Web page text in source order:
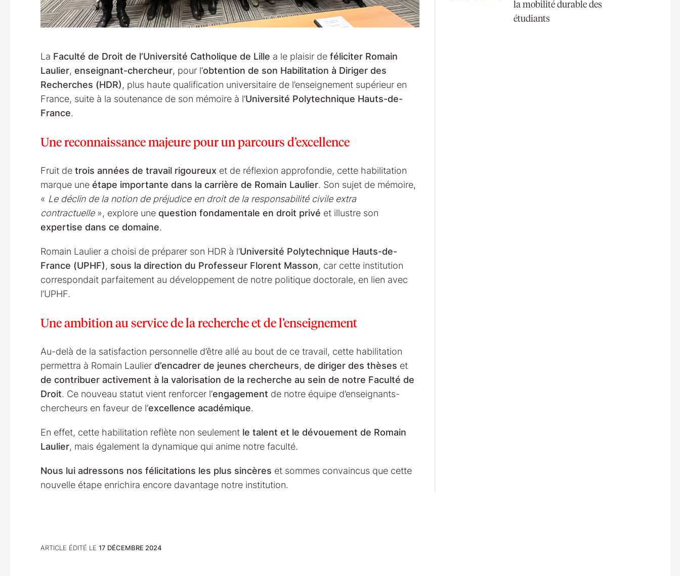
La Faculté de Droit de l’Université Catholique de Lille a le plaisir de féliciter Romain
Laulier, enseignant-chercheur, pour l’obtention de son Habilitation à Diriger des
Recherches (HDR), plus haute qualification universitaire de l’enseignement supérieur en
France, suite à la soutenance de son mémoire à l’Université Polytechnique Hauts-de-
France.
Une reconnaissance majeure pour un parcours d’excellence
Fruit de trois années de travail rigoureux et de réflexion approfondie, cette habilitation
marque une étape importante dans la carrière de Romain Laulier. Son sujet de mémoire,
« Le déclin de la notion de préjudice en droit de la responsabilité civile extra
contractuelle», explore une question fondamentale en droit privé et illustre son
expertise dans ce domaine.
Romain Laulier a choisi de préparer son HDR à l’Université Polytechnique Hauts-de-
France (UPHF), sous la direction du Professeur Florent Masson, car cette institution
correspondait parfaitement au développement de notre politique doctorale, en lien avec
l’UPHF.
Une ambition au service de la recherche et de l’enseignement
Au-delà de la satisfaction personnelle d’être allé au bout de ce travail, cette habilitation
permettra à Romain Laulier d’encadrer de jeunes chercheurs, de diriger des thèses et
de contribuer activement à la valorisation de la recherche au sein de notre Faculté de
Droit. Ce nouveau statut vient renforcer l’engagement de notre équipe d’enseignants-
chercheurs en faveur de l’excellence académique.
En effet, cette habilitation reflète non seulementle talent et le dévouement de Romain
Laulier, mais également la dynamique qui anime notre faculté.
Nous lui adressons nos félicitations les plus sincères et sommes convaincus que cette
nouvelle étape enrichira encore davantage notre institution.
ARTICLE ÉDITÉ LE 17 DÉCEMBRE 2024
la mobilité durable des
étudiants